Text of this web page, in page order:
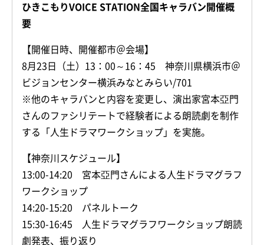
ひきこもりVOICE STATION全国キャラバン開催概
要
【開催日時、開催都市＠会場】
8月23日（土）13：00～16：45 神奈川県横浜市＠
ビジョンセンター横浜みなとみらい/701
※他のキャラバンと内容を変更し、演出家宮本亞門
さんのファシリテートで経験者による朗読劇を制作
する「人生ドラマワークショップ」を実施。
【神奈川スケジュール】
13:00-14:20 宮本亞門さんによる人生ドラマグラフ
ワークショップ
14:20-15:20 パネルトーク
15:30-16:45 人生ドラマグラフワークショップ朗読
劇発表、振り返り